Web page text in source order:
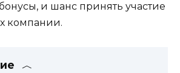
и шанс принять участие
компании.